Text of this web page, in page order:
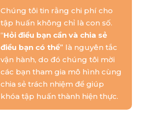
Chúng tôi tin rằng chi phí cho
tập huấn không chỉ là con số.
“Hỏi điều bạn cần và chia sẻ
điều bạn có thể” là nguyên tắc
vận hành, do đó chúng tôi mời
các bạn tham gia mô hình cùng
chia sẻ trách nhiệm để giúp
khóa tập huấn thành hiện thực.